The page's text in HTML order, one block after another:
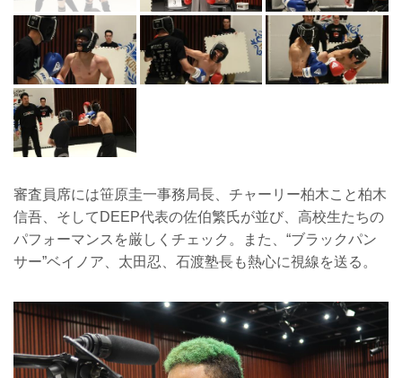
審査員席には笹原圭一事務局長、チャーリー柏木こと柏木
信吾、そしてDEEP代表の佐伯繁氏が並び、高校生たちの
パフォーマンスを厳しくチェック。また、“ブラックパン
サー”ベイノア、太田忍、石渡塾長も熱心に視線を送る。